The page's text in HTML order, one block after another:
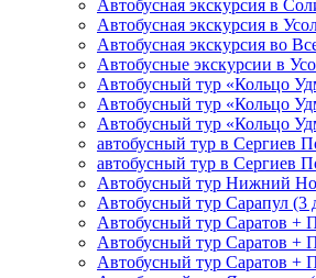
Автобусная экскурсия в
Автобусная экскурсия в
Автобусная экскурсия во
Автобусные экскурсии в
Автобусный тур «Кольцо
Автобусный тур «Кольцо
Автобусный тур «Кольцо
автобусный тур в Сергиев
автобусный тур в Сергиев
Автобусный тур Нижний
Автобусный тур Сарапул (3
Автобусный тур Саратов +
Автобусный тур Саратов +
Автобусный тур Саратов +